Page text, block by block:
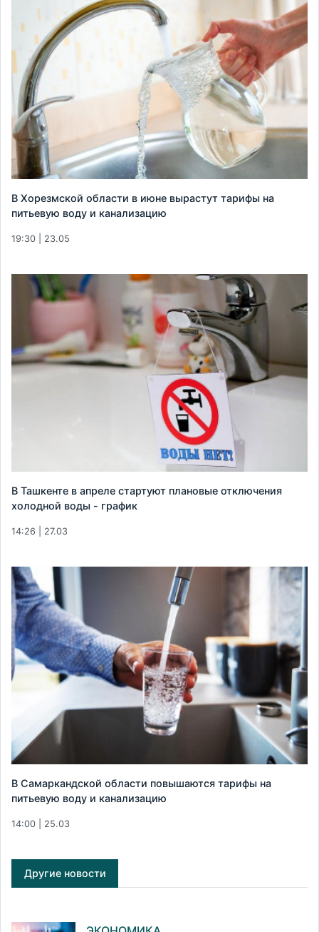
В Хорезмской области в июне вырастут тарифы на
питьевую воду и канализацию
19:30 | 23.05
В Ташкенте в апреле стартуют плановые отключения
холодной воды - график
14:26 | 27.03
В Самаркандской области повышаются тарифы на
питьевую воду и канализацию
14:00 | 25.03
Другие новости